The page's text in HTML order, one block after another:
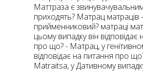
Маттраза є
приходять? Матрац матраців
прийменниковий? матраці
цьому випадку він відповідає
про що? - Матрац, у
відповідає на питання про
Matraitsa, у Дативному